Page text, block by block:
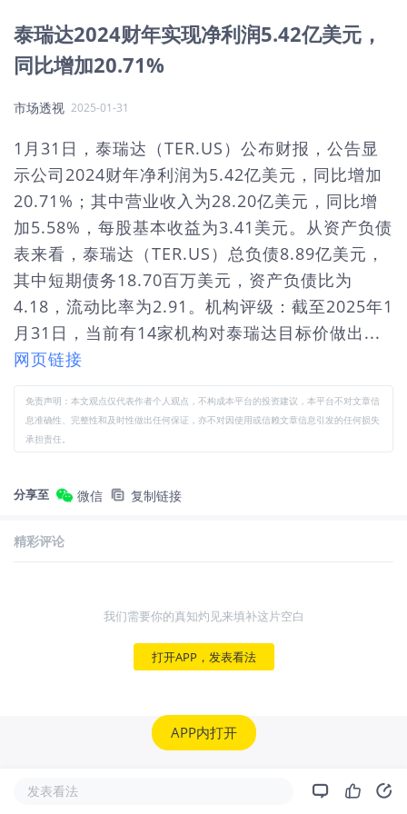
泰瑞达2024财年实现净利润5.42亿美元，
同比增加20.71%
市场透视 2025-01-31
1月31日，泰瑞达（TER.US）公布财报，公告显
示公司2024财年净利润为5.42亿美元，同比增加
20.71%；其中营业收入为28.20亿美元，同比增
加5.58%，每股基本收益为3.41美元。从资产负债
表来看，泰瑞达（TER.US）总负债8.89亿美元，
其中短期债务18.70百万美元，资产负债比为
4.18，流动比率为2.91。机构评级：截至2025年1
月31日，当前有14家机构对泰瑞达目标价做出...
网页链接
免责声明：本文观点仅代表作者个人观点，不构成本平台的投资建议，本平台不对文章信
息准确性、完整性和及时性做出任何保证，亦不对因使用或信赖文章信息引发的任何损失
承担责任。
分享至 微信 复制链接
精彩评论
我们需要你的真知灼见来填补这片空白
打开APP，发表看法
APP内打开
发表看法